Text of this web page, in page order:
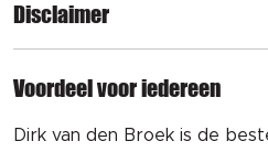
Disclaimer
Voordeel voor iedereen
Dirk van den Broek is de